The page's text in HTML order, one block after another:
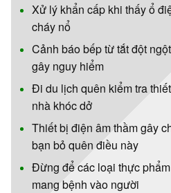
Xử lý khẩn cấp khi thấy ổ
cháy nổ
Cảnh báo bếp từ tắt đột
gây nguy hiểm
Đi du lịch quên kiểm tra
nhà khóc dở
Thiết bị điện âm thầm gây
bạn bỏ quên điều này
Đừng để các loại thực
mang bệnh vào người